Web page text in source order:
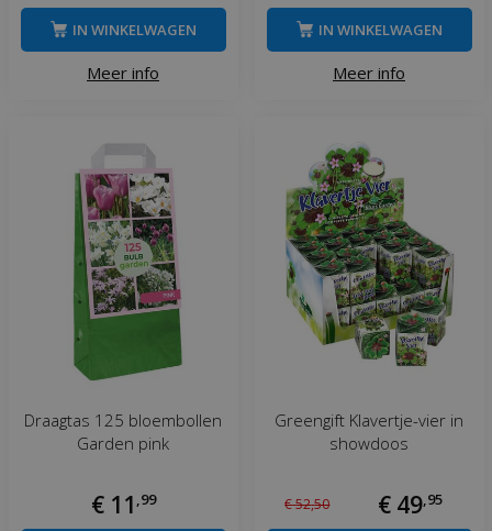
Meer info
IN WINKELWAGEN
Meer info
IN WINKELWAGEN
Draagtas 125 bloembollen
Garden pink
€ 11 99
Greengift Klavertje-vier in
showdoos
€52,50 € 49, 95